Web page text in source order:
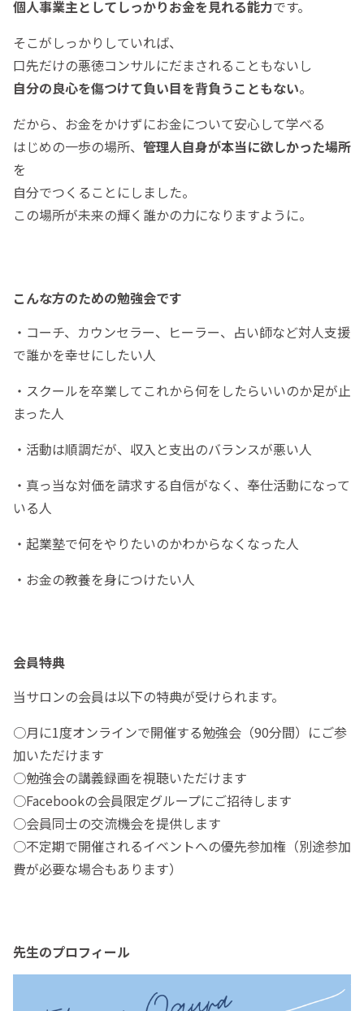
個人事業主としてしっかりお金を見れる能力です。
そこがしっかりしていれば、
口先だけの悪徳コンサルにだまされることもないし
自分の良心を傷つけて負い目を背負うこともない。
だから、お金をかけずにお金について安心して学べる
はじめの一歩の場所、 管理人自身が本当に欲しかった場所
を
自分でつくることにしました。
この場所が未来の輝く誰かの力になりますように。
こんな方のための勉強会です
・コーチ、カウンセラー、ヒーラー、占い師など対人支援
で誰かを幸せにしたい人
・スクールを卒業してこれから何をしたらいいのか足が止
まった人
・活動は順調だが、収入と支出のバランスが悪い人
・真っ当な対価を請求する自信がなく、奉仕活動になって
いる人
・起業塾で何をやりたいのかわからなくなった人
・お金の教養を身につけたい人
会員特典
当サロンの会員は以下の特典が受けられます。
○月に1度オンラインで開催する勉強会（90分間）にご参
加いただけます
○勉強会の講義録画を視聴いただけます
○Facebookの会員限定グループにご招待します
○会員同士の交流機会を提供します
○不定期で開催されるイベントへの優先参加権（別途参加
費が必要な場合もあります）
先生のプロフィール